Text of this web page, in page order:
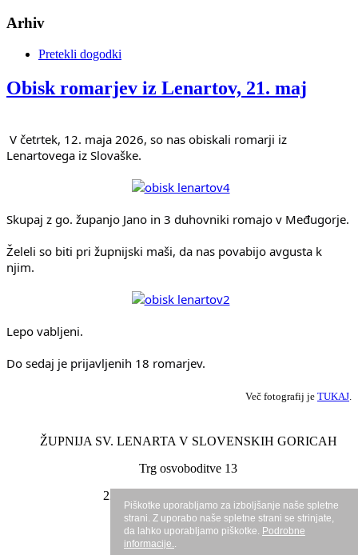
Arhiv
Pretekli dogodki
Obisk romarjev iz Lenartov, 21. maj
V četrtek, 12. maja 2026, so nas obiskali romarji iz
Lenartovega iz Slovaške.
Želeli so biti pri župnijski maši, da nas povabijo avgusta k
njim.
Lepo vabljeni.
Do sedaj je prijavljenih 18 romarjev.
Več fotografij je TUKAJ
ŽUPNIJA SV. LENARTA V SLOVENSKIH GORICAH
Trg osvoboditve 13
2230 Lenart v Slovenskih goricah
Piškotke uporabljamo za izboljšanje naše spletne
strani. Z uporabo naše spletne strani se strinjate,
da lahko uporabljamo piškotke. Podrobne
informacije..